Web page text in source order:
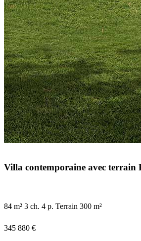
Villa contemporaine avec terrain
84 m² 3 ch. 4 p. Terrain 300 m²
345 880 €